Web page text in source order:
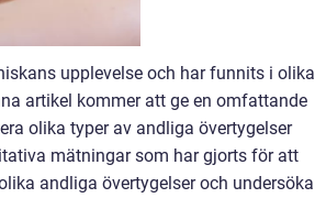
upplevelse och har funnits i olika
artikel kommer att ge en omfattande
olika typer av andliga övertygelser
mätningar som har gjorts för att
andliga övertygelser och undersöka